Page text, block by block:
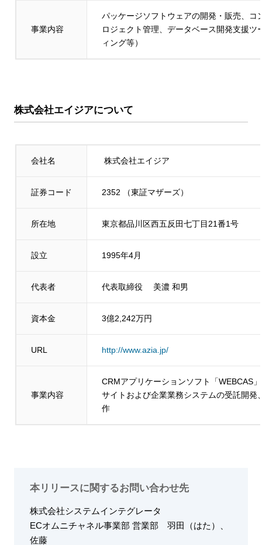
事業内容
パッケージソフトウェアの開発・販売、コ
ロジェクト管理、データベース開発支援
ィング等）
株式会社エイジアについて
会社名 株式会社エイジア
証券コード 2352 （東証マザーズ）
所在地 東京都品川区西五反田七丁目21番1号
設立 1995年4月
代表者 代表取締役 美濃 和男
資本金 3億2,242万円
URL http://www.azia.jp/
事業内容
CRMアプリケーションソフト「WEBCAS
サイトおよび企業業務システムの受託開発
作
本リリースに関するお問い合わせ先
株式会社システムインテグレータ
ECオムニチャネル事業部 営業部 羽田（はた）、
佐藤